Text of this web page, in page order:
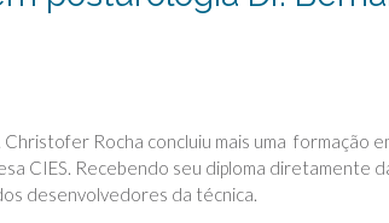
Rocha concluiu mais uma formação
CIES. Recebendo seu diploma diretamente
desenvolvedores da técnica.